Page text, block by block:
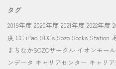
タグ
2019年度 2020年度 2021年度 2022年度
度 CG iPad SDGs Sozo Socks Station
まちなかSOZOサークル イオンモー
ンデータ キャリアセンター キャリ